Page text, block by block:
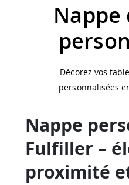
Nappe
Décorez vos
personnalisées
Nappe
Fulfiller –
proximité